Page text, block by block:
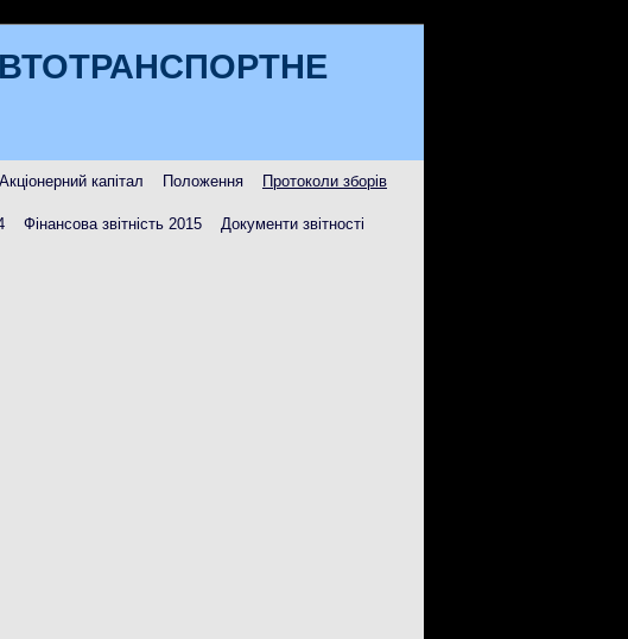
Акціонерний капітал Положення Протоколи зборів
Фінансова звітність 2015 Документи звітності